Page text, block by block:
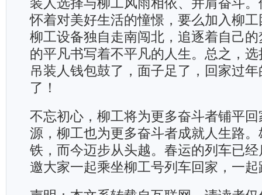
装人选择与柳工风雨相依、并肩奋斗
怀着对美好生活的憧憬，要么加入柳
柳工设备独自走南闯北，追逐着自己
的平凡书写着不平凡的人生。总之，
吊装人钱包鼓了，面子足了，回家过
了！
不忘初心，柳工将为更多奋斗者铺平
源，柳工也为更多奋斗者成就人生路
铁，而今迈步从头越。春运的列车已
邀大家一起乘坐柳工号列车回家，一